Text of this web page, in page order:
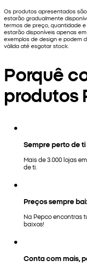
Os produtos apresentados
estarão gradualmente
termos de preço, quantidade
estarão disponíveis apenas
exemplos de design e podem
válida até esgotar stock.
Porquê
produtos
Sempre perto de ti
Mais de 3.000 lojas
de ti.
Preços sempre
Na Pepco encontras
baixos!
Conta com mais,